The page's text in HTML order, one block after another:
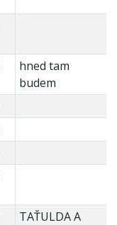
hned tam
budem
TAŤULDA A